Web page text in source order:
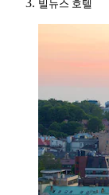
빌뉴스 호텔